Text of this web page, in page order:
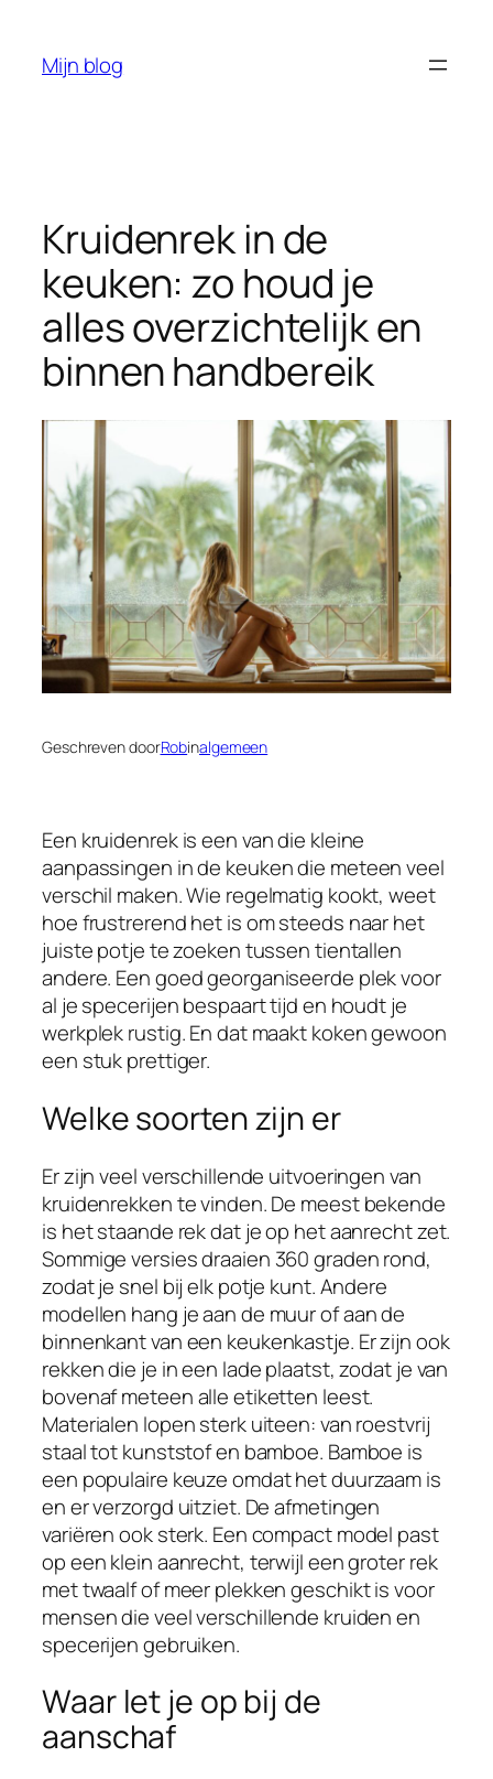
Mijn blog
Kruidenrek in de
keuken: zo houd je
alles overzichtelijk en
binnen handbereik
Geschreven doorRobinalgemeen
Een kruidenrek is een van die kleine
aanpassingen in de keuken die meteen veel
verschil maken. Wie regelmatig kookt, weet
hoe frustrerend het is om steeds naar het
juiste potje te zoeken tussen tientallen
andere. Een goed georganiseerde plek voor
al je specerijen bespaart tijd en houdt je
werkplek rustig. En dat maakt koken gewoon
een stuk prettiger.
Welke soorten zijn er
Er zijn veel verschillende uitvoeringen van
kruidenrekken te vinden. De meest bekende
is het staande rek dat je op het aanrecht zet.
Sommige versies draaien 360 graden rond,
zodat je snel bij elk potje kunt. Andere
modellen hang je aan de muur of aan de
binnenkant van een keukenkastje. Er zijn ook
rekken die je in een lade plaatst, zodat je van
bovenaf meteen alle etiketten leest.
Materialen lopen sterk uiteen: van roestvrij
staal tot kunststof en bamboe. Bamboe is
een populaire keuze omdat het duurzaam is
en er verzorgd uitziet. De afmetingen
variëren ook sterk. Een compact model past
op een klein aanrecht, terwijl een groter rek
met twaalf of meer plekken geschikt is voor
mensen die veel verschillende kruiden en
specerijen gebruiken.
Waar let je op bij de
aanschaf